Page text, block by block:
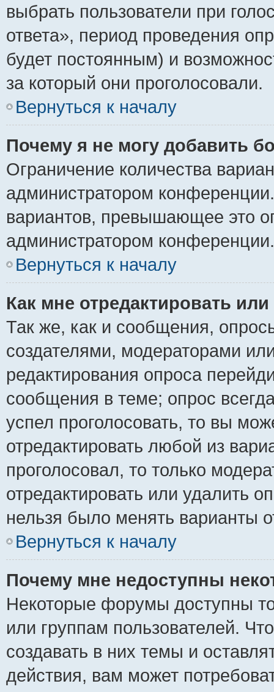
выбрать пользователи при
ответа», период проведения
будет постоянным) и
за который они проголосовали.
Вернуться к началу
Почему я не могу добавить
Ограничение количества
администратором
вариантов, превышающее это
администратором конференции.
Вернуться к началу
Как мне отредактировать
Так же, как и сообщения,
создателями, модераторами
редактирования опроса
сообщения в теме; опрос
успел проголосовать, то вы
отредактировать любой из
проголосовал, то только
отредактировать или удалить
нельзя было менять варианты
Вернуться к началу
Почему мне недоступны
Некоторые форумы доступны
или группам пользователей.
создавать в них темы и
действия, вам может